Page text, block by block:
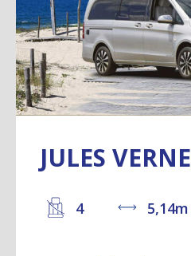
JULES VERNE
4 5,14m